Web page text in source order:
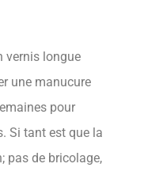
vernis longue
une manucure
pour
Si tant est que la
pas de bricolage,